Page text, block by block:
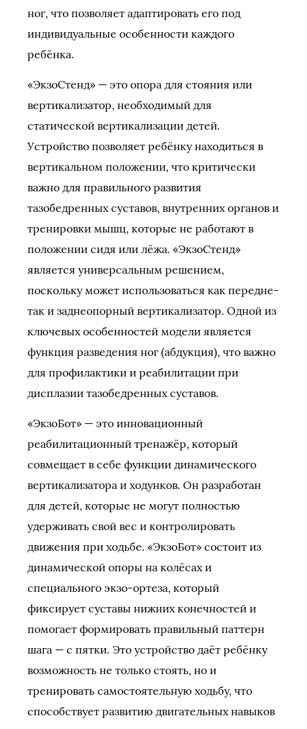
ног, что позволяет адаптировать его под
индивидуальные особенности каждого
ребёнка.
«ЭкзоСтенд» — это опора для стояния или
вертикализатор, необходимый для
статической вертикализации детей.
Устройство позволяет ребёнку находиться в
вертикальном положении, что критически
важно для правильного развития
тазобедренных суставов, внутренних органов и
тренировки мышц, которые не работают в
положении сидя или лёжа. «ЭкзоСтенд»
является универсальным решением,
поскольку может использоваться как передне-
так и заднеопорный вертикализатор. Одной из
ключевых особенностей модели является
функция разведения ног (абдукция), что важно
для профилактики и реабилитации при
дисплазии тазобедренных суставов.
«ЭкзоБот» — это инновационный
реабилитационный тренажёр, который
совмещает в себе функции динамического
вертикализатора и ходунков. Он разработан
для детей, которые не могут полностью
удерживать свой вес и контролировать
движения при ходьбе. «ЭкзоБот» состоит из
динамической опоры на колёсах и
специального экзо-ортеза, который
фиксирует суставы нижних конечностей и
помогает формировать правильный паттерн
шага — с пятки. Это устройство даёт ребёнку
возможность не только стоять, но и
тренировать самостоятельную ходьбу, что
способствует развитию двигательных навыков